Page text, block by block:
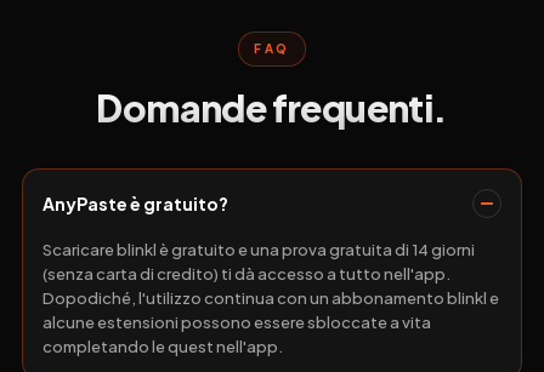
FAQ
Domande frequenti.
AnyPaste è gratuito?
Scaricare blinkl è gratuito e una prova gratuita di 14 giorni
(senza carta di credito) ti dà accesso a tutto nell'app.
Dopodiché, l'utilizzo continua con un abbonamento blinkl e
alcune estensioni possono essere sbloccate a vita
completando le quest nell'app.